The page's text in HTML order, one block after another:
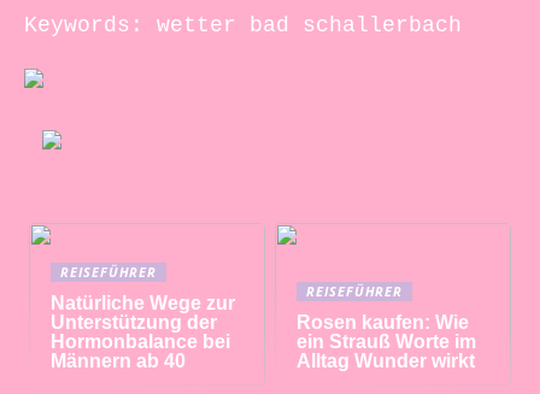
Keywords: wetter bad schallerbach
REISEFÜHRER
Natürliche Wege zur
Unterstützung der
Hormonbalance bei
Männern ab 40
REISEFÜHRER
Rosen kaufen: Wie
ein Strauß Worte im
Alltag Wunder wirkt